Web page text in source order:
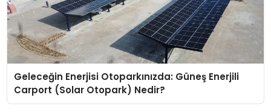
Geleceğin Enerjisi Otoparkınızda: Güneş Enerjili
Carport (Solar Otopark) Nedir?